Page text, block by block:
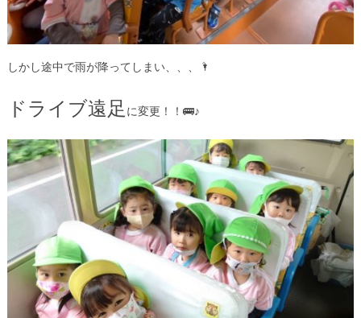
しかし途中で雨が降ってしまい、、、🌂
ドライブ遠足 に変更！！🚌♪